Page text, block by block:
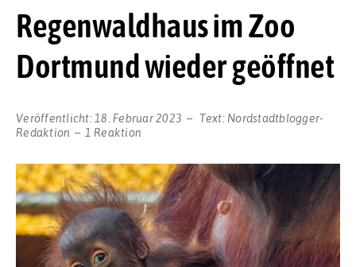
Regenwaldhaus im Zoo
Dortmund wieder geöffnet
Veröffentlicht: 18. Februar 2023 Text: Nordstadtblogger-
Redaktion
1 Reaktion